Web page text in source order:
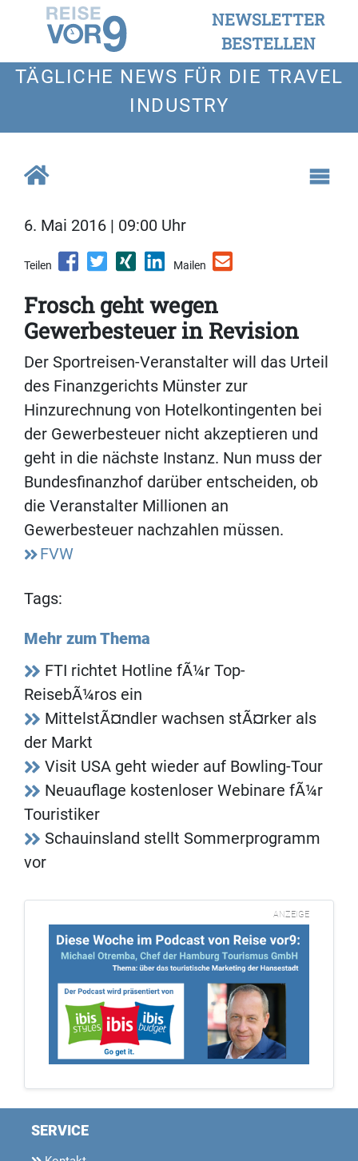
NEWSLETTER
BESTELLEN
TÄGLICHE NEWS FÜR DIE TRAVEL
INDUSTRY
6. Mai 2016 | 09:00 Uhr
Teilen Mailen
Frosch geht wegen
Gewerbesteuer in Revision
Der Sportreisen-Veranstalter will das Urteil
des Finanzgerichts Münster zur
Hinzurechnung von Hotelkontingenten bei
der Gewerbesteuer nicht akzeptieren und
geht in die nächste Instanz. Nun muss der
Bundesfinanzhof darüber entscheiden, ob
die Veranstalter Millionen an
Gewerbesteuer nachzahlen müssen.
FVW
Tags:
Mehr zum Thema
FTI richtet Hotline fÃ¼r Top-
ReisebÃ¼ros ein
MittelstÃ¤ndler wachsen stÃ¤rker als
der Markt
Visit USA geht wieder auf Bowling-Tour
Neuauflage kostenloser Webinare fÃ¼r
Touristiker
Schauinsland stellt Sommerprogramm
vor
ANZEIGE
SERVICE